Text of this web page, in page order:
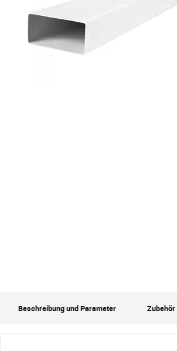
Beschreibung und Parameter Zubehör